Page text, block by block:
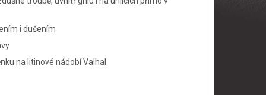
i dušením
na litinové nádobí Valhal